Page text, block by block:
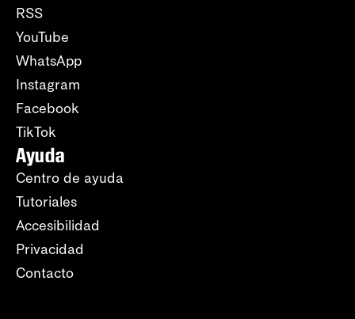
RSS
YouTube
WhatsApp
Instagram
Facebook
TikTok
Ayuda
Centro de ayuda
Tutoriales
Accesibilidad
Privacidad
Contacto